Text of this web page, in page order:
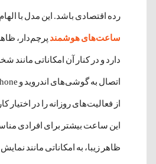
رده اقتصادی باشد. این مدل با
ساعت‌های هوشمند پرچم‌دار،
دارد و در کنار آن امکاناتی
از فعالیت‌های روزانه را در اختیار
این ساعت بیشتر برای افرادی
ظاهر زیبا، به امکاناتی مانند